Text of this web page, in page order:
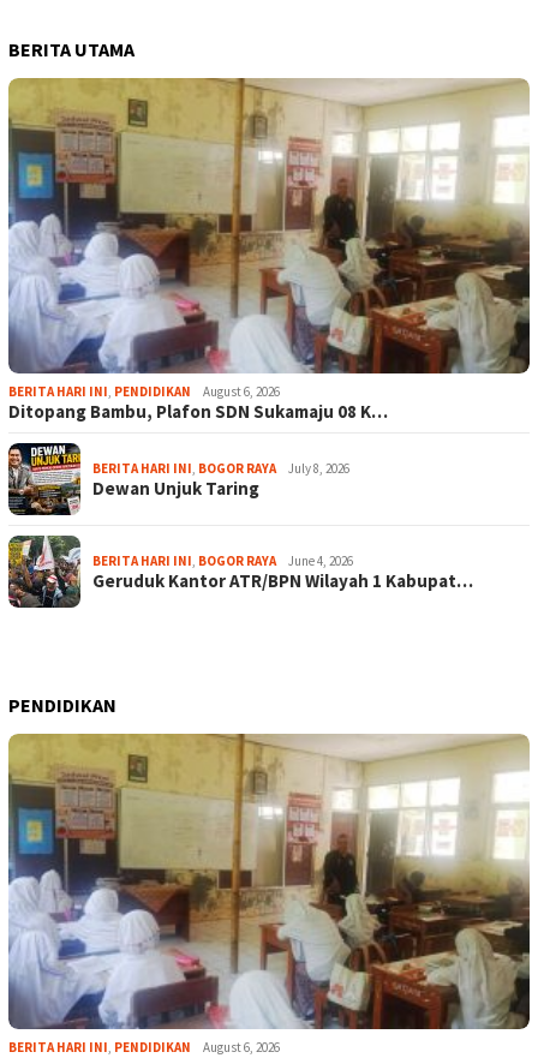
BERITA UTAMA
BERITA HARI INI, PENDIDIKAN August 6, 2026
Ditopang Bambu, Plafon SDN Sukamaju 08 K…
BERITA HARI INI, BOGOR RAYA July 8, 2026
Dewan Unjuk Taring
BERITA HARI INI, BOGOR RAYA June 4, 2026
Geruduk Kantor ATR/BPN Wilayah 1 Kabupat…
PENDIDIKAN
BERITA HARI INI, PENDIDIKAN August 6, 2026